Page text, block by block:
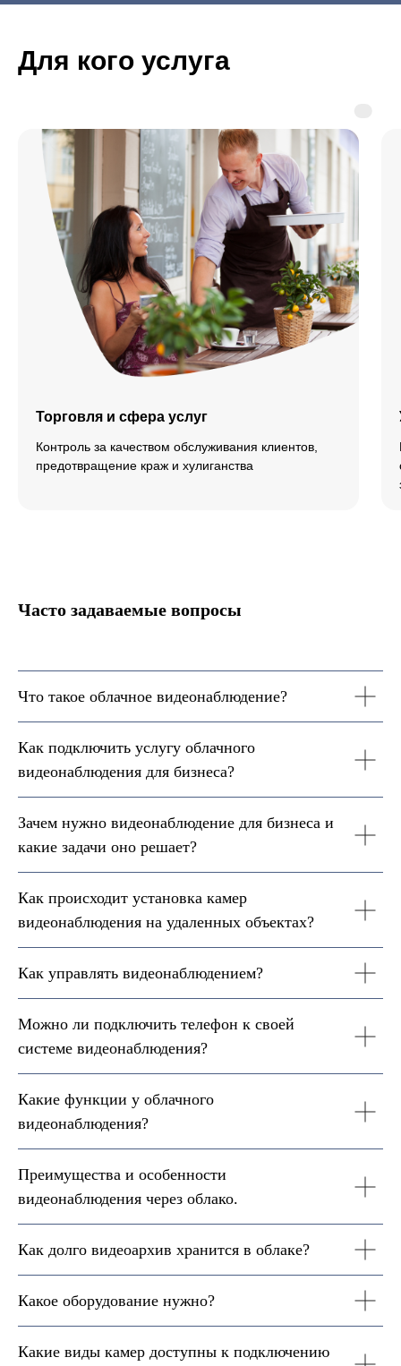
Для кого услуга
Торговля и сфера услуг
Контроль за качеством обслуживания клиентов,
предотвращение краж и хулиганства
Часто задаваемые вопросы
Что такое облачное видеонаблюдение?
Как подключить услугу облачного
видеонаблюдения для бизнеса?
Зачем нужно видеонаблюдение для бизнеса и
какие задачи оно решает?
Как происходит установка камер
видеонаблюдения на удаленных объектах?
Как управлять видеонаблюдением?
Можно ли подключить телефон к своей
системе видеонаблюдения?
Какие функции у облачного
видеонаблюдения?
Преимущества и особенности
видеонаблюдения через облако.
Как долго видеоархив хранится в облаке?
Какое оборудование нужно?
Какие виды камер доступны к подключению